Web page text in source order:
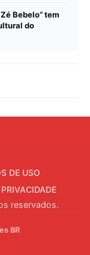
Bebelo” tem
do
DE USO
reservados.
BR